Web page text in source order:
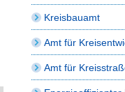
Kreisbauamt
Amt für
Amt für